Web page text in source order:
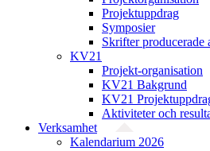
Projektuppdrag
Symposier
Skrifter producerade
KV21
Projekt-organisation
KV21 Bakgrund
KV21
Aktiviteter och
Verksamhet
Kalendarium 2026